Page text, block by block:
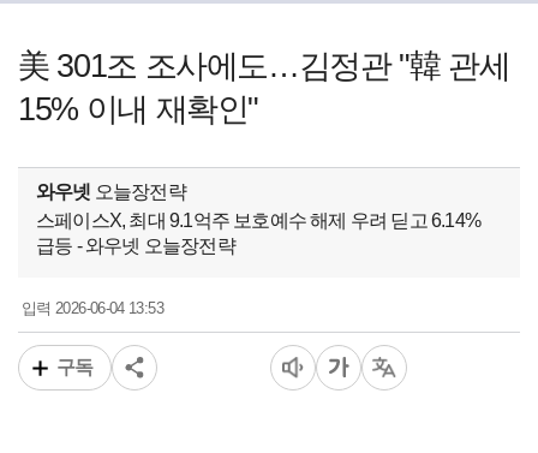
美 301조 조사에도…김정관 "韓 관세
15% 이내 재확인"
와우넷 오늘장전략
스페이스X, 최대 9.1억주 보호예수 해제 우려 딛고 6.14%
급등 - 와우넷 오늘장전략
입력2026-06-04 13:53
구독